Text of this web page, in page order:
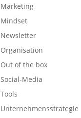
Marketing
Mindset
Newsletter
Organisation
Out of the box
Social-Media
Tools
Unternehmensstrategie